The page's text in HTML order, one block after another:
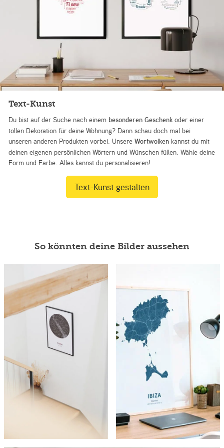
Text-Kunst
Du bist auf der Suche nach einem besonderen Geschenk oder einer
tollen Dekoration für deine Wohnung? Dann schau doch mal bei
unseren anderen Produkten vorbei. UnsereWortwolken kannst du mit
deinen eigenen persönlichen Wörtern und Wünschen füllen. Wähle deine
Form und Farbe. Alles kannst du personalisieren!
Text-Kunst gestalten
So könnten deine Bilder aussehen